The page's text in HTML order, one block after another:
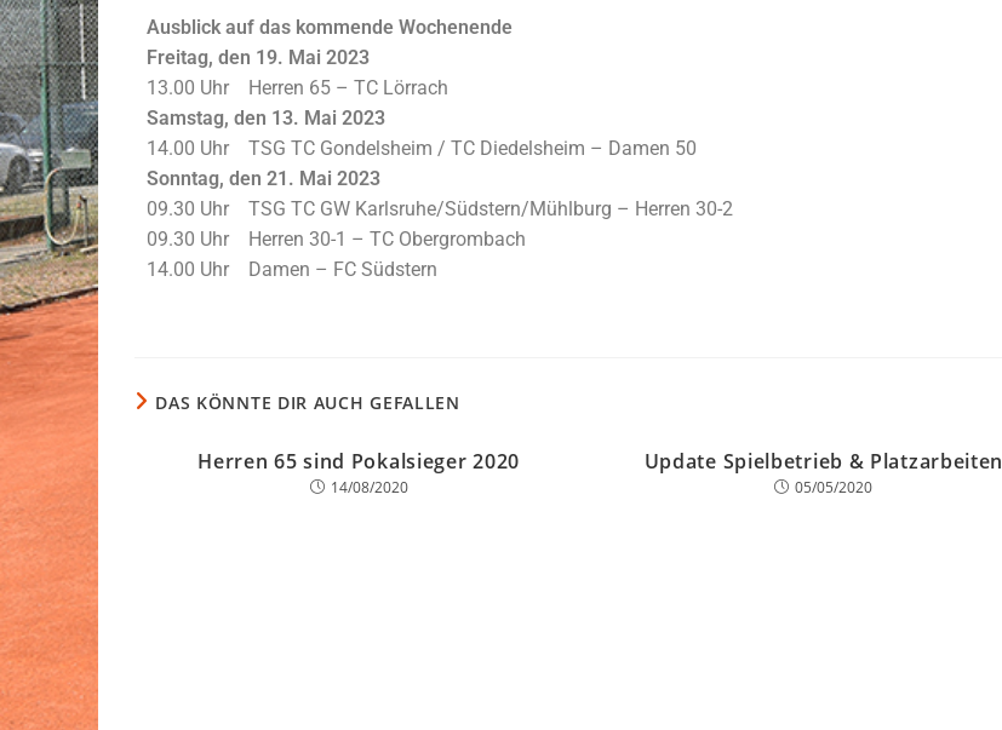
Ausblick auf das kommende Wochenende
Freitag, den 19. Mai 2023
13.00 Uhr Herren 65 – TC Lörrach
Samstag, den 13. Mai 2023
14.00 Uhr TSG TC Gondelsheim / TC Diedelsheim – Damen 50
Sonntag, den 21. Mai 2023
09.30 Uhr TSG TC GW Karlsruhe/Südstern/Mühlburg – Herren 30-2
09.30 Uhr Herren 30-1 – TC Obergrombach
14.00 Uhr Damen – FC Südstern
DAS KÖNNTE DIR AUCH GEFALLEN
Herren 65 sind Pokalsieger 2020
14/08/2020
Update Spielbetrieb & Platzarbeiten
05/05/2020